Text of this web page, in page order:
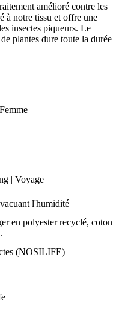
amélioré contre les
à notre tissu et offre une
insectes piqueurs. Le
plantes dure toute la durée
Femme
| Voyage
l'humidité
en polyester recyclé, coton
(NOSILIFE)